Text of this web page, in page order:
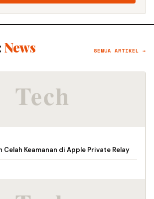
News SEMUA ARTIKEL →
Celah Keamanan di Apple Private Relay